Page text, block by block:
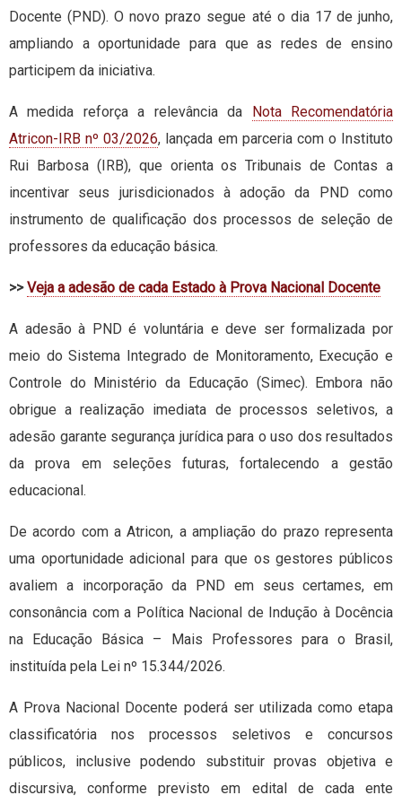
Docente (PND). O novo prazo segue até o dia 17 de junho,
ampliando a oportunidade para que as redes de ensino
participem da iniciativa.
A medida reforça a relevância da
Nota Recomendatória
Atricon-IRB nº 03/2026, lançada em parceria com o Instituto
Rui Barbosa (IRB), que orienta os Tribunais de Contas a
incentivar seus jurisdicionados à adoção da PND como
instrumento de qualificação dos processos de seleção de
professores da educação básica.
>>Veja a adesão de cada Estado à Prova Nacional Docente
A adesão à PND é voluntária e deve ser formalizada por
meio do Sistema Integrado de Monitoramento, Execução e
Controle do Ministério da Educação (Simec). Embora não
obrigue a realização imediata de processos seletivos, a
adesão garante segurança jurídica para o uso dos resultados
da prova em seleções futuras, fortalecendo a gestão
educacional.
De acordo com a Atricon, a ampliação do prazo representa
uma oportunidade adicional para que os gestores públicos
avaliem a incorporação da PND em seus certames, em
consonância com a Política Nacional de Indução à Docência
na Educação Básica – Mais Professores para o Brasil,
instituída pela Lei nº 15.344/2026.
A Prova Nacional Docente poderá ser utilizada como etapa
classificatória nos processos seletivos e concursos
públicos, inclusive podendo substituir provas objetiva e
discursiva, conforme previsto em edital de cada ente